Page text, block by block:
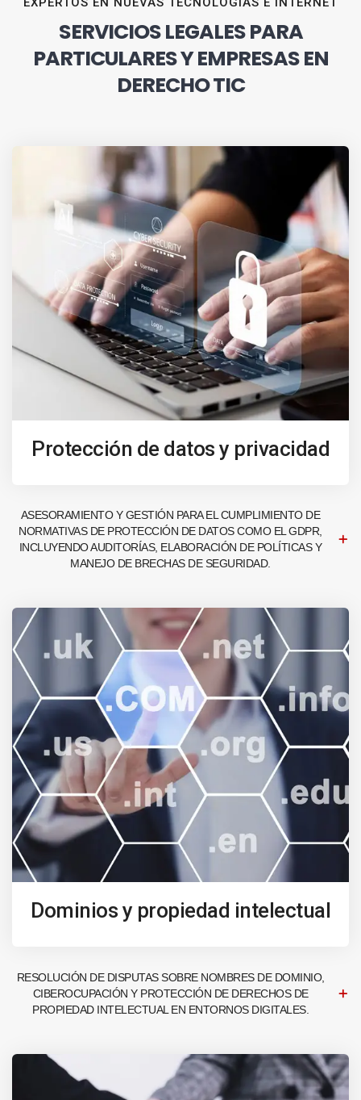
SERVICIOS LEGALES PARA
PARTICULARES Y EMPRESAS EN
DERECHO TIC
Protección de datos y privacidad
ASESORAMIENTO Y GESTIÓN PARA EL CUMPLIMIENTO DE
NORMATIVAS DE PROTECCIÓN DE DATOS COMO EL GDPR,
INCLUYENDO AUDITORÍAS, ELABORACIÓN DE POLÍTICAS Y
MANEJO DE BRECHAS DE SEGURIDAD.
Dominios y propiedad intelectual
RESOLUCIÓN DE DISPUTAS SOBRE NOMBRES DE DOMINIO,
CIBEROCUPACIÓN Y PROTECCIÓN DE DERECHOS DE
PROPIEDAD INTELECTUAL EN ENTORNOS DIGITALES.